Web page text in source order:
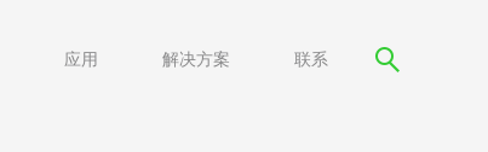
应用 解决方案 联系